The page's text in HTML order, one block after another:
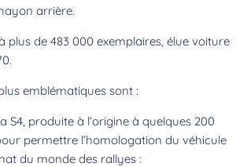
arrière.
plus de 483 000 exemplaires, élue voiture
emblématiques sont :
S4, produite à l’origine à quelques 200
permettre l’homologation du véhicule
du monde des rallyes :